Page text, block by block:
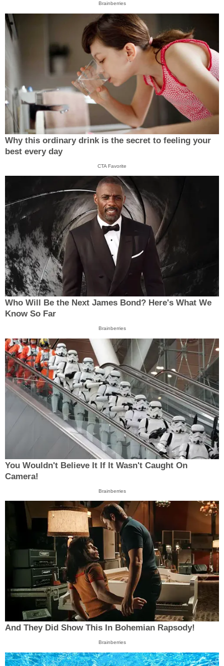
Brainberries
Why this ordinary drink is the secret to feeling your
best every day
CTA Favorite
Who Will Be the Next James Bond? Here's What We
Know So Far
Brainberries
You Wouldn't Believe It If It Wasn't Caught On
Camera!
Brainberries
And They Did Show This In Bohemian Rapsody!
Brainberries